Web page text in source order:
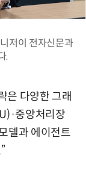
저이 전자신문과
.
은 다양한 그래
중앙처리장
델과 에이전트